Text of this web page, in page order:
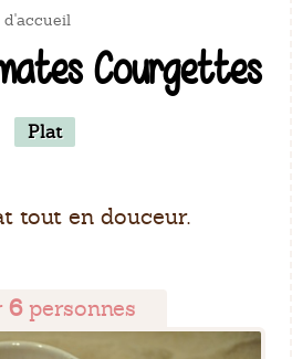
d'accueil
Courgettes
Plat
tout en douceur.
6personnes